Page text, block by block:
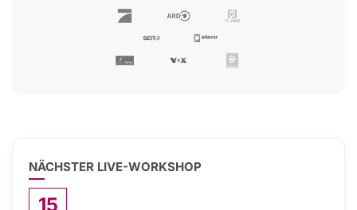
NÄCHSTER LIVE-WORKSHOP
15